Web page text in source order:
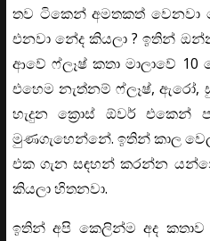
තව ටිකෙන් අමතකත් වෙනවා
එනවා නේද කියලා ? ඉතින්
ආවේ ෆ්ලෑෂ් කතා මාලාවේ
එහෙම නැත්නම් ෆ්ලෑෂ්, ඇරෝ,
හැදුන ක්‍රොස් ඕවර් එකෙන්
මුණගැහෙන්නේ. ඉතින් කාල
එක ගැන සඳහන් කරන්න
කියලා හිතනවා.
ඉතින් අපි කෙලින්ම අද කතාව